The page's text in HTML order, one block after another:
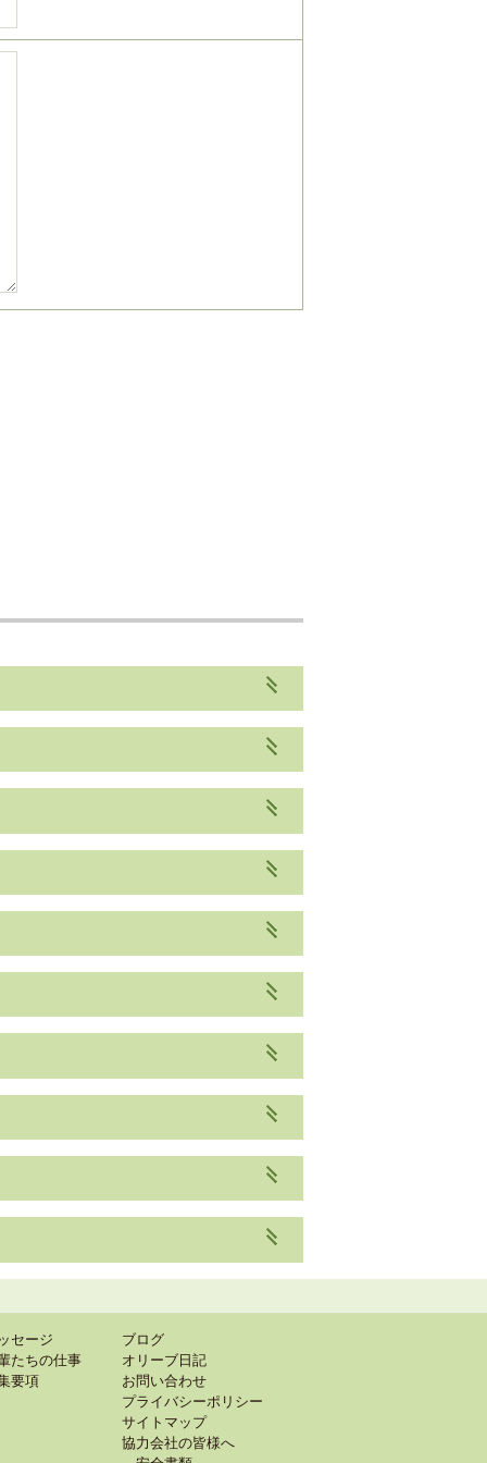
セージ
たちの仕事
要項
ブログ
オリーブ日記
お問い合わせ
プライバシーポリシー
サイトマップ
協力会社の皆様へ